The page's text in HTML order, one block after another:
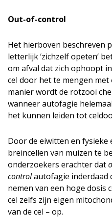
Out-of-control
Het hierboven beschreven
letterlijk ‘zichzelf opeten’
om afval dat zich ophoopt
cel door het te mengen met
manier wordt de rotzooi
wanneer autofagie helemaal
het kunnen leiden tot
Door de eiwitten en fysieke
breincellen van muizen te
onderzoekers erachter dat
controlautofagie inderdaad
nemen van een hoge dosis
cel zelfs zijn eigen
van de cel – op.